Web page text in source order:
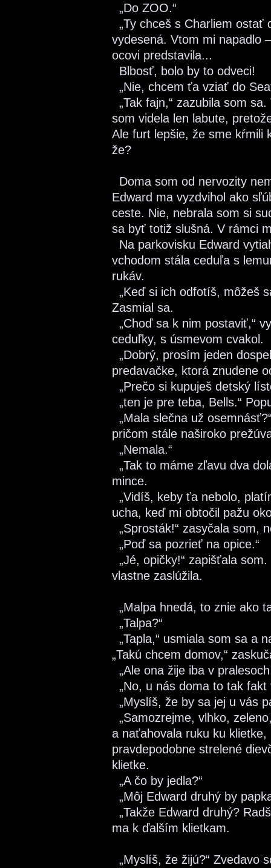
„Do ZOO.“
„Ty chceš s Charliem ostať
vydesená. Vtom mi napadlo
ocovi predstavila...
Blbosť, bolo by to odveci!
„Nie, chcem ťa vziať do
„Tak fajn,“ zazubila som
som videla len labute,
Ale furt lepšie, že sme kŕmili
že?
Doma som od nervozity
Edward ma vyzdvihol ako
ceste. Nie, nebrala som si
sa byť totiž slušná. V rámci
Na parkovisku Edward
vchodom stála ceduľa s
rukáv.
„Keď si ich odfotíš, môžeš
Zasmial sa.
„Choď sa k nim postaviť,“
ceduľky, s úsmevom cvakol.
„Dobrý, prosím jeden
predavačke, ktorá znudene
„Prečo si kupuješ detský
„ten je pre teba, Bells.“
„Mala slečna už
pričom stále naširoko
„Nemala.“
„Tak to máme zľavu dva
mince.
„Vidíš, keby ťa nebolo,
ucha, keď mi obtočil pažu
„Sprosták!“ zasyčala som,
„Poď sa pozrieť na opice.“
„Jé, opičky!“ zapišťala
vlastne zaslúžila.
„Malpa hnedá, to znie ako
„Talpa?“
„Tapla,“ usmiala som sa a
„Takú chcem domov,“
„Ale ona žije iba v
„No, u nás doma to tak fakt
„Myslíš, že by sa jej u vás
„Samozrejme, vlhko,
a naťahovala ruku ku
pravdepodobne strelené
klietke.
„A čo by jedla?“
„Môj Edward druhý by
„Takže Edward druhý?
ma k ďalším klietkam.
„Myslíš, že žijú?“ Zvedavo